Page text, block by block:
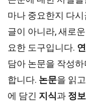
마나 중요한지 다
글이 아니라, 새로
요한 도구입니다.
담아 논문을 작성하
합니다. 논문을 읽
에 담긴 지식과 정보